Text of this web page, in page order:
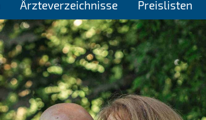
Ärzteverzeichnisse Preislisten